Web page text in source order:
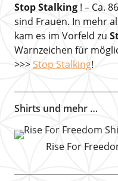
Stop Stalking! – Ca.
sind Frauen. In mehr
kam es im Vorfeld zu
Warnzeichen für
>>> Stop Stalking!
Shirts und mehr …
Rise For